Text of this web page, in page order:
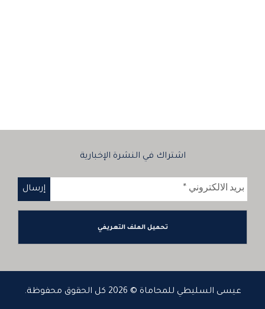
اشتراك في النشرة الإخبارية
تحميل الملف التعريفي
عيسى السليطي للمحاماة © 2026 كل الحقوق محفوظة.